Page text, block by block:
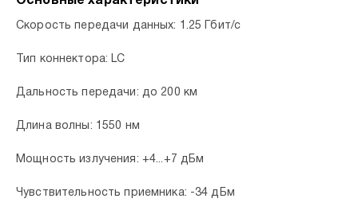
Скорость передачи данных: 1.25 Гбит/с
Тип коннектора: LC
Дальность передачи: до 200 км
Длина волны: 1550 нм
Мощность излучения: +4...+7 дБм
Чувствительность приемника: -34 дБм